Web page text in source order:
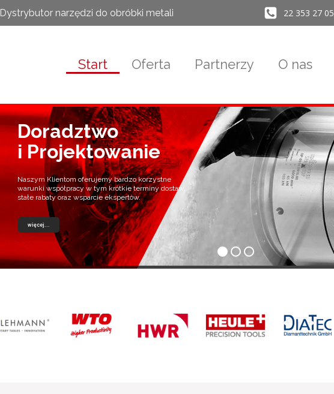
Dystrybutor narzędzi do obróbki metali 22 353 27 05
Start Oferta Partnerzy O nas